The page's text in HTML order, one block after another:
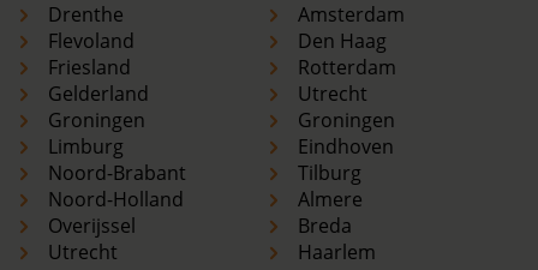
Drenthe
Flevoland
Friesland
Gelderland
Groningen
Limburg
Noord-Brabant
Noord-Holland
Overijssel
Utrecht
Amsterdam
Den Haag
Rotterdam
Utrecht
Groningen
Eindhoven
Tilburg
Almere
Breda
Haarlem